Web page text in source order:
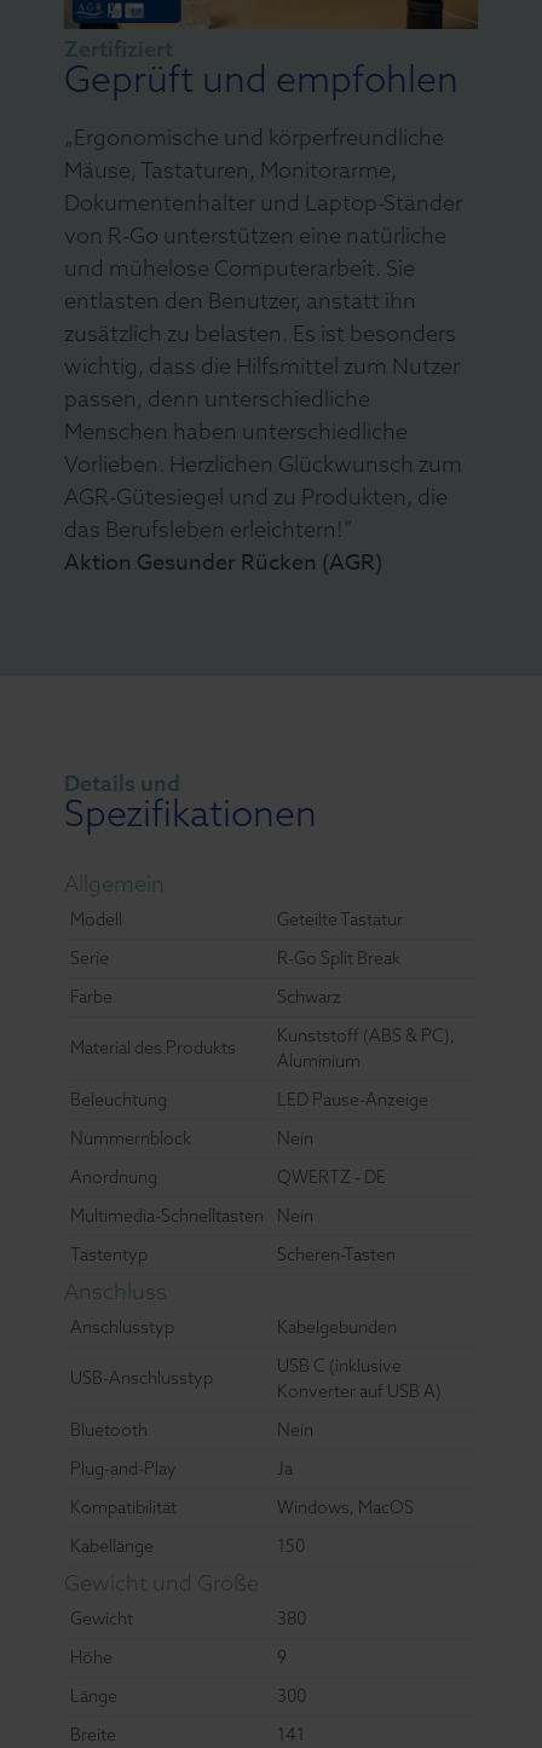
Zertifiziert
Geprüft und empfohlen
„Ergonomische und körperfreundliche
Mäuse, Tastaturen, Monitorarme,
Dokumentenhalter und Laptop-Ständer
von R-Go unterstützen eine natürliche
und mühelose Computerarbeit. Sie
entlasten den Benutzer, anstatt ihn
zusätzlich zu belasten. Es ist besonders
wichtig, dass die Hilfsmittel zum Nutzer
passen, denn unterschiedliche
Menschen haben unterschiedliche
Vorlieben. Herzlichen Glückwunsch zum
AGR-Gütesiegel und zu Produkten, die
das Berufsleben erleichtern!”
Aktion Gesunder Rücken (AGR)
Details und
Spezifikationen
Allgemein
Modell
Geteilte Tastatur
Serie
R-Go Split Break
Farbe
Schwarz
Material des Produkts
Kunststoff (ABS & PC),
Aluminium
Beleuchtung
LED Pause-Anzeige
Nummernblock
Nein
Anordnung
QWERTZ - DE
Multimedia-Schnelltasten
Nein
Tastentyp
Scheren-Tasten
Anschluss
Anschlusstyp Kabelgebunden
USB-Anschlusstyp
USB C (inklusive
Konverter auf USB A)
Bluetooth
Nein
Plug-and-Play
Ja
Kompatibilität
Windows, MacOS
Kabellänge
150
Gewicht und Größe
Gewicht
380
Höhe
9
Länge
300
Breite
141